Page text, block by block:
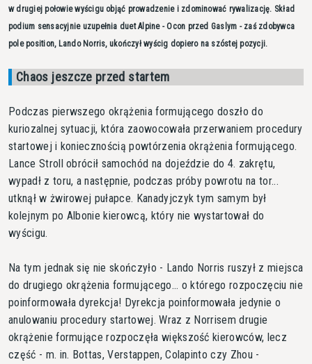
w drugiej połowie wyścigu objąć prowadzenie i zdominować rywalizację. Skład
podium sensacyjnie uzupełnia duet Alpine - Ocon przed Gaslym - zaś zdobywca
pole position, Lando Norris, ukończył wyścig dopiero na szóstej pozycji.
Chaos jeszcze przed startem
Podczas pierwszego okrążenia formującego doszło do
kuriozalnej sytuacji, która zaowocowała przerwaniem procedury
startowej i koniecznością powtórzenia okrążenia formującego.
Lance Stroll obrócił samochód na dojeździe do 4. zakrętu,
wypadł z toru, a następnie, podczas próby powrotu na tor...
utknął w żwirowej pułapce. Kanadyjczyk tym samym był
kolejnym po Albonie kierowcą, który nie wystartował do
wyścigu.
Na tym jednak się nie skończyło - Lando Norris ruszył z miejsca
do drugiego okrążenia formującego... o którego rozpoczęciu nie
poinformowała dyrekcja! Dyrekcja poinformowała jedynie o
anulowaniu procedury startowej. Wraz z Norrisem drugie
okrążenie formujące rozpoczęła większość kierowców, lecz
część - m. in. Bottas, Verstappen, Colapinto czy Zhou -